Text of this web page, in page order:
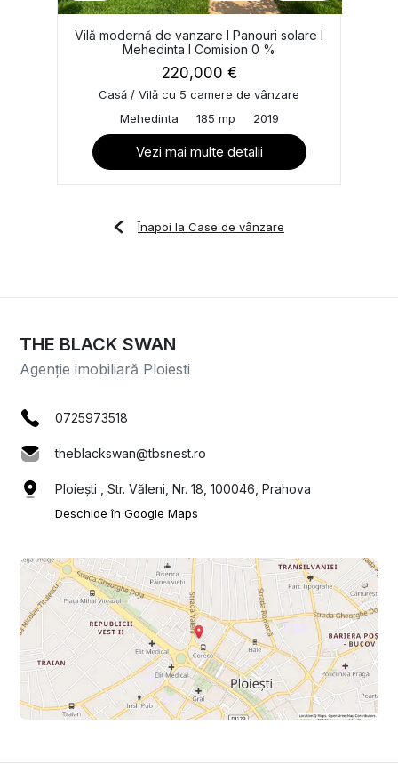
Vilă modernă de vanzare I Panouri solare I
Mehedinta I Comision 0 %
220,000 €
Casă / Vilă cu 5 camere de vânzare
Mehedinta
185 mp 2019
Vezi mai multe detalii
Înapoi la Case de vânzare
THE BLACK SWAN
Agenție imobiliară Ploiesti
0725973518
theblackswan@tbsnest.ro
Ploiești , Str. Văleni, Nr. 18, 100046, Prahova
Deschide în Google Maps